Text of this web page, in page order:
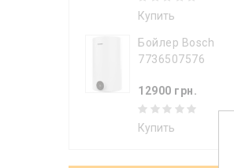
Купить
Бойлер Bosch
7736507576
12900 грн.
Купить